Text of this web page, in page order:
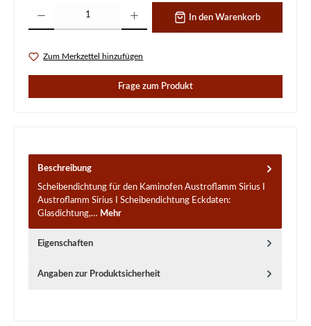
In den Warenkorb
Zum Merkzettel hinzufügen
Frage zum Produkt
Beschreibung
Scheibendichtung für den Kaminofen Austroflamm Sirius I
Austroflamm Sirius I Scheibendichtung Eckdaten:
Glasdichtung,… Mehr
Eigenschaften
Angaben zur Produktsicherheit